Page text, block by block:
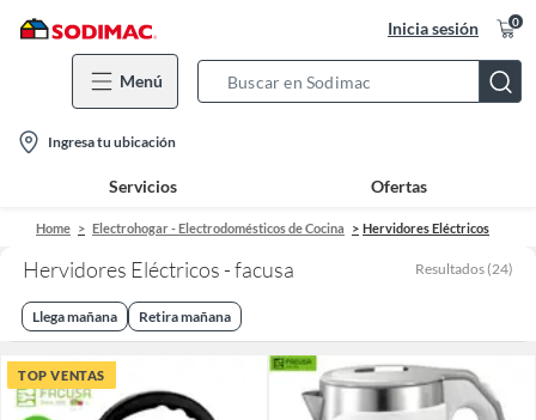
Inicia sesión 0
Menú
Bar
location-
icon
Ingresa tu ubicación
Servicios Ofertas
Home Electrohogar - Electrodomésticos de Cocina Hervidores Eléctricos
Hervidores Eléctricos - facusa Resultados (24)
Llega mañana Retira mañana
TOP VENTAS